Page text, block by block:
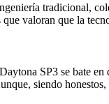
tradicional,
valoran que la
SP3 se bate
siendo